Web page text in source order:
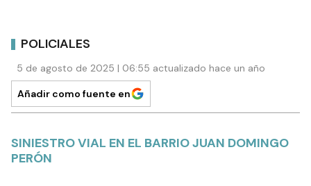
POLICIALES
5 de agosto de 2025 | 06:55 actualizado hace un año
Añadir como fuente en
SINIESTRO VIAL EN EL BARRIO JUAN DOMINGO
PERÓN